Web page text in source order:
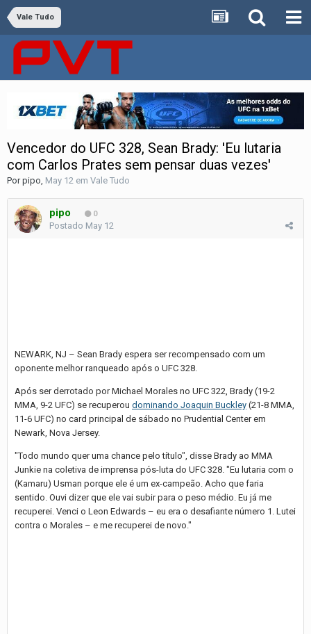
Vale Tudo
Vencedor do UFC 328, Sean Brady: 'Eu lutaria
com Carlos Prates sem pensar duas vezes'
Porpipo May 12 em Vale Tudo
pipo 0
Postado May 12
NEWARK, NJ – Sean Brady espera ser recompensado com um
oponente melhor ranqueado após o UFC 328.
Após ser derrotado por Michael Morales no UFC 322, Brady (19-2
MMA, 9-2 UFC) se recuperou dominando Joaquin Buckley (21-8 MMA,
11-6 UFC) no card principal de sábado no Prudential Center em
Newark, Nova Jersey.
"Todo mundo quer uma chance pelo título", disse Brady ao MMA
Junkie na coletiva de imprensa pós-luta do UFC 328. "Eu lutaria com o
(Kamaru) Usman porque ele é um ex-campeão. Acho que faria
sentido. Ouvi dizer que ele vai subir para o peso médio. Eu já me
recuperei. Venci o Leon Edwards – eu era o desafiante número 1. Lutei
contra o Morales – e me recuperei de novo."